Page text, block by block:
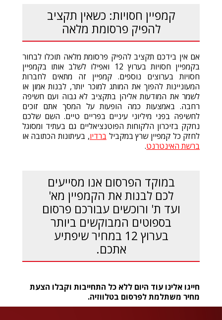
קמפיין חסויות: כשאין תקציב
להפיק פרסומת מלאה
אם אין בידכם תקציב להפיק פרסומת מלאה תוכלו לבחור
בקמפיין חסויות בערוץ 12 ואפילו לשלב אותו בקמפיין
חסויות בערוצים נוספים. קמפיין זה מתאים לחברות
המעוניינות להפוך את המותג למוכר יותר, לבנות אמון או
לשמר את המודעות אליהן בתקציב לא גבוה ועם חשיפה
רחבה. באמצעות כמה הופעות על המסך אתם זוכים
לחשיפה בפני מיליוני עיניים בפריים טיים. השם שלכם
נחקק בזיכרון הלקוחות הפוטנציאליים גם בעתיד ומסוגל
לחזק כל קמפיין שרץ במקביל ברדיו, בעיתונות הכתובה או
ברשת האינטרנט.
במוקד הפרסום אנו מסייעים
לכם לבנות את הקמפיין מא'
ועד ת' ורוכשים עבורכם פרסום
בספוטים המבוקשים ביותר
בערוץ 12 במחיר שיפתיע
אתכם.
חייגו אלינו עוד היום ללא כל התחייבות וקבלו הצעת
מחיר משתלמת לפרסום בטלווזיה.